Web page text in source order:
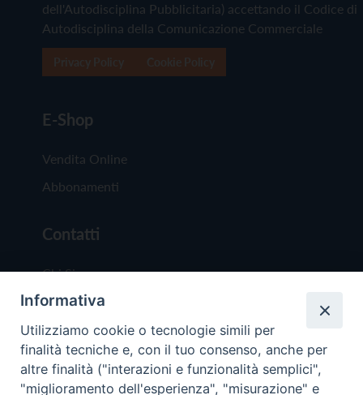
dell'Autodisciplina Pubblicitaria) accettando il Codice di
Autodisciplina della Comunicazione Commerciale
E-Shop
Vendita Online
Abbonamenti
Contatti
Chi Siamo
Redazione
Scrivici
Informativa
Utilizziamo cookie o tecnologie simili per
finalità tecniche e, con il tuo consenso, anche per
altre finalità ("interazioni e funzionalità semplici",
"miglioramento dell'esperienza", "misurazione" e